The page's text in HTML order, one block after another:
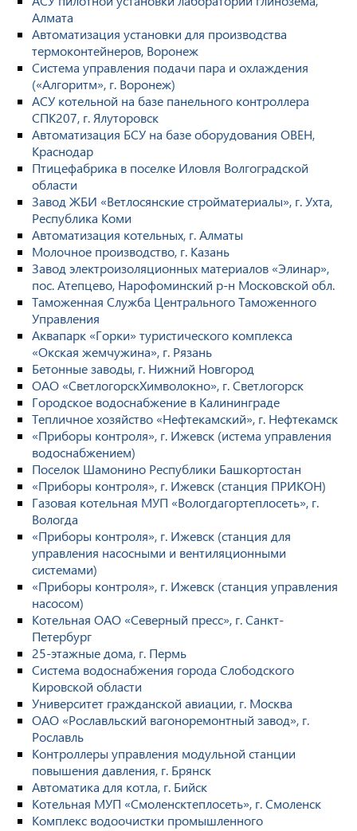
Алмата
Автоматизация установки для производства
термоконтейнеров, Воронеж
Система управления подачи пара и охлаждения
(«Алгоритм», г. Воронеж)
АСУ котельной на базе панельного контроллера
СПК207, г. Ялуторовск
Автоматизация БСУ на базе оборудования ОВЕН,
Краснодар
Птицефабрика в поселке Иловля Волгоградской
области
Завод ЖБИ «Ветлосянские стройматериалы», г. Ухта,
Республика Коми
Автоматизация котельных, г. Алматы
Молочное производство, г. Казань
Завод электроизоляционных материалов «Элинар»,
пос. Атепцево, Нарофоминский р-н Московской обл.
Таможенная Служба Центрального Таможенного
Управления
Аквапарк «Горки» туристического комплекса
«Окская жемчужина», г. Рязань
Бетонные заводы, г. Нижний Новгород
ОАО «СветлогорскХимволокно», г. Светлогорск
Городское водоснабжение в Калининграде
Тепличное хозяйство «Нефтекамский», г. Нефтекамск
«Приборы контроля», г. Ижевск (истема управления
водоснабжением)
Поселок Шамонино Республики Башкортостан
«Приборы контроля», г. Ижевск (станция ПРИКОН)
Газовая котельная МУП «Вологдагортеплосеть», г.
Вологда
«Приборы контроля», г. Ижевск (станция для
управления насосными и вентиляционными
системами)
«Приборы контроля», г. Ижевск (станция управления
насосом)
Котельная ОАО «Северный пресс», г. Санкт-
Петербург
25-этажные дома, г. Пермь
Система водоснабжения города Слободского
Кировской области
Университет гражданской авиации, г. Москва
ОАО «Рославльский вагоноремонтный завод», г.
Рославль
Контроллеры управления модульной станции
повышения давления, г. Брянск
Автоматика для котла, г. Бийск
Котельная МУП «Смоленсктеплосеть», г. Смоленск
Комплекс водоочистки промышленного